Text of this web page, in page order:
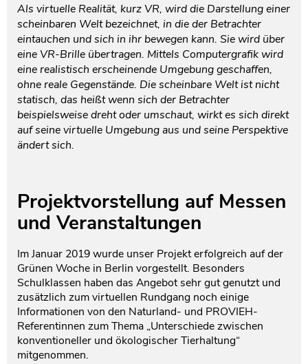
Als virtuelle Realität, kurz VR, wird die Darstellung einer
scheinbaren Welt bezeichnet, in die der Betrachter
eintauchen und sich in ihr bewegen kann. Sie wird über
eine VR-Brille übertragen. Mittels Computergrafik wird
eine realistisch erscheinende Umgebung geschaffen,
ohne reale Gegenstände. Die scheinbare Welt ist nicht
statisch, das heißt wenn sich der Betrachter
beispielsweise dreht oder umschaut, wirkt es sich direkt
auf seine virtuelle Umgebung aus und seine Perspektive
ändert sich.
Projektvorstellung auf Messen
und Veranstaltungen
Im Januar 2019 wurde unser Projekt erfolgreich auf der
Grünen Woche in Berlin vorgestellt. Besonders
Schulklassen haben das Angebot sehr gut genutzt und
zusätzlich zum virtuellen Rundgang noch einige
Informationen von den Naturland- und PROVIEH-
Referentinnen zum Thema „Unterschiede zwischen
konventioneller und ökologischer Tierhaltung“
mitgenommen.